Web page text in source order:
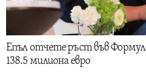
Епъл отчете ръст във
138.5 милиона евро